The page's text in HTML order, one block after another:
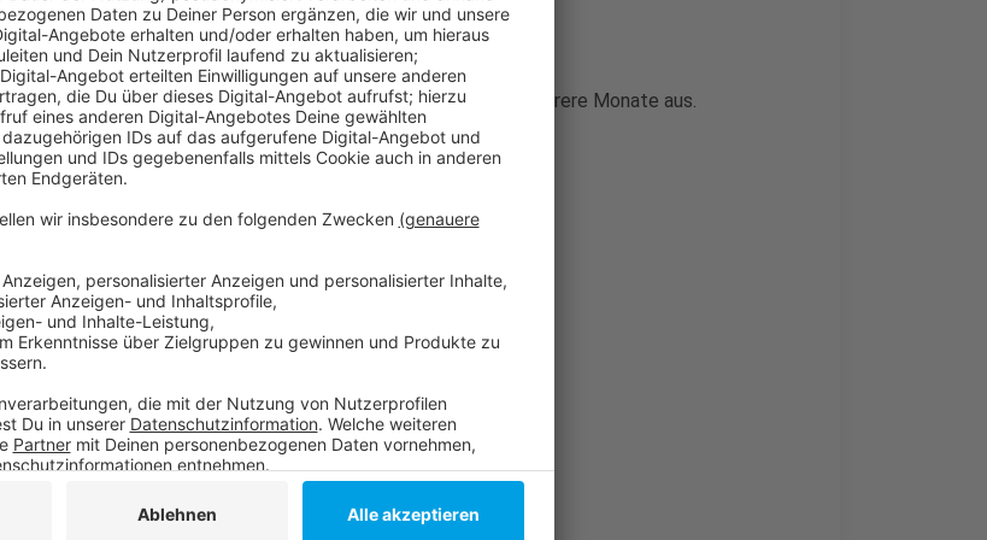
Anzeige
Der polnische Nationalspieler muss operiert werden und fällt mehrere Monate aus.
Anzeige
Weitere Infos und Links zum Thema
Anzeige
Hier geht es zur Fortuna: